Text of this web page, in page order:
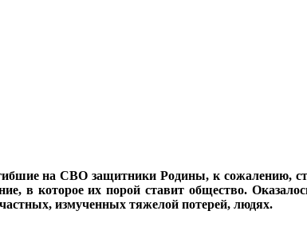
на СВО защитники Родины, к сожалению,
в которое их порой ставит общество.
измученных тяжелой потерей, людях.